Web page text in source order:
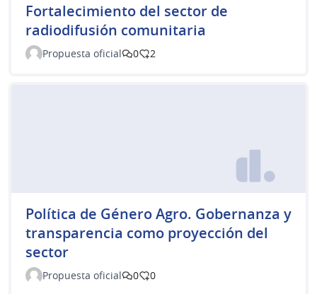
Fortalecimiento del sector de
radiodifusión comunitaria
Propuesta oficial 0 2
Política de Género Agro. Gobernanza y
transparencia como proyección del
sector
Propuesta oficial 0 0